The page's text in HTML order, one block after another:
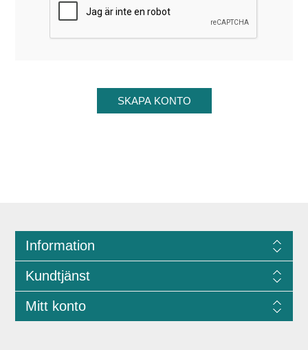
Information
Kundtjänst
Mitt konto